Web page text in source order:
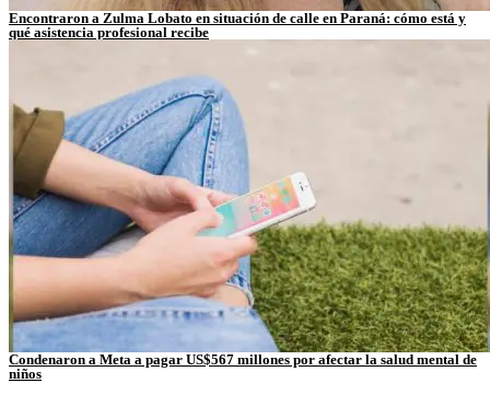
Encontraron a Zulma Lobato en situación de calle en Paraná: cómo está y
qué asistencia profesional recibe
Condenaron a Meta a pagar US$567 millones por afectar la salud mental de
niños